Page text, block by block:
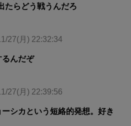
たらどう戦うんだろ
27(月) 22:32:34
るんだぞ
27(月) 22:39:56
シカという短絡的発想。好き